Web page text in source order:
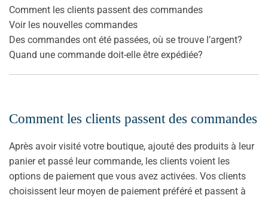
Comment les clients passent des commandes
Voir les nouvelles commandes
Des commandes ont été passées, où se trouve l’argent?
Quand une commande doit-elle être expédiée?
Comment les clients passent des commandes
Après avoir visité votre boutique, ajouté des produits à leur
panier et passé leur commande, les clients voient les
options de paiement que vous avez activées. Vos clients
choisissent leur moyen de paiement préféré et passent à